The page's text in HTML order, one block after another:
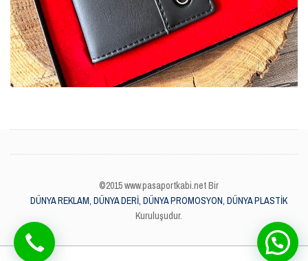
©2015 www.pasaportkabi.net Bir
DÜNYA REKLAM, DÜNYA DERİ, DÜNYA PROMOSYON, DÜNYA PLASTİK
Kuruluşudur.